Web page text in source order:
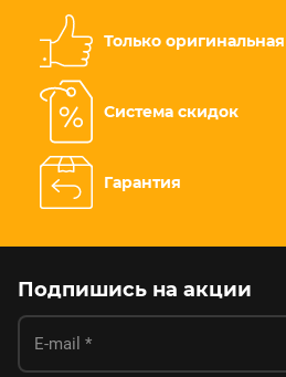
Только
Система скидок
Гарантия
Подпишись на акции